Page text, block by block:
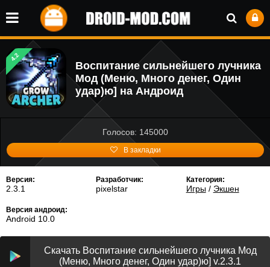
4.2
Воспитание сильнейшего лучника
Мод (Меню, Много денег, Один
удар)ю] на Андроид
Голосов: 145000
В закладки
Версия:
2.3.1
Разработчик:
pixelstar
Категория:
Игры/ Экшен
Версия андроид:
Android 10.0
Скачать Воспитание сильнейшего лучника Мод
(Меню, Много денег, Один удар)ю] v.2.3.1